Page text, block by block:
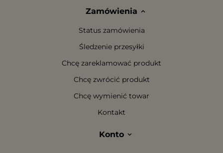
Zamówienia
Status zamówienia
Śledzenie przesyłki
Chcę zareklamować produkt
Chcę zwrócić produkt
Chcę wymienić towar
Kontakt
Konto